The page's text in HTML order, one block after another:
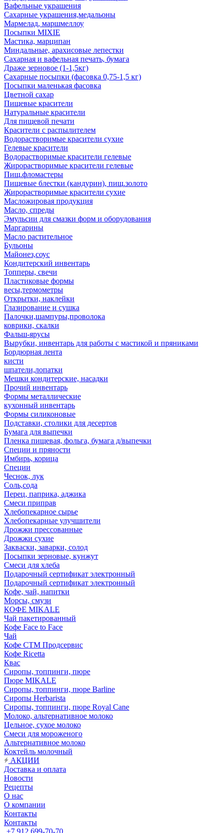
Вафельные украшения
Сахарные украшения,медальоны
Мармелад, маршмеллоу
Посыпки MIXIE
Мастика, марципан
Миндальные, арахисовые лепестки
Сахарная и вафельная печать, бумага
Драже зерновое (1-1,5кг)
Сахарные посыпки (фасовка 0,75-1,5 кг)
Посыпки маленькая фасовка
Цветной сахар
Пищевые красители
Натуральные красители
Для пищевой печати
Красители с распылителем
Водорастворимые красители сухие
Гелевые красители
Водорастворимые красители гелевые
Жирорастворимые красители гелевые
Пищ.фломастеры
Пищевые блестки (кандурин), пищ.золото
Жирорастворимые красители сухие
Масложировая продукция
Масло, спреды
Эмульсии для смазки форм и оборудования
Маргарины
Масло растительное
Бульоны
Майонез,соус
Кондитерский инвентарь
Топперы, свечи
Пластиковые формы
весы,термометры
Открытки, наклейки
Глазирование и сушка
Палочки,шампуры,проволока
коврики, скалки
Фальш-ярусы
Вырубки, инвентарь для работы с мастикой и пряниками
Бордюрная лента
кисти
шпатели,лопатки
Мешки кондитерские, насадки
Прочий инвентарь
Формы металлические
кухонный инвентарь
Формы силиконовые
Подставки, столики для десертов
Бумага для выпечки
Пленка пищевая, фольга, бумага д/выпечки
Специи и пряности
Имбирь, корица
Специи
Чеснок, лук
Соль,сода
Перец, паприка, аджика
Смеси приправ
Хлебопекарное сырье
Хлебопекарные улучшители
Дрожжи прессованные
Дрожжи сухие
Закваски, заварки, солод
Посыпки зерновые, кунжут
Смеси для хлеба
Подарочный сертификат электронный
Подарочный сертификат электронный
Кофе, чай, напитки
Морсы, смузи
КОФЕ MIKALE
Чай пакетированный
Кофе Face to Face
Чай
Кофе СТМ Продсервис
Кофе Ricetta
Квас
Сиропы, топпинги, пюре
Пюре MIKALE
Сиропы, топпинги, пюре Barline
Сиропы Herbarista
Сиропы, топпинги, пюре Royal Cane
Молоко, альтернативное молоко
Цельное, сухое молоко
Смеси для мороженого
Альтернативное молоко
Коктейль молочный
АКЦИИ
Доставка и оплата
Новости
Рецепты
О нас
О компании
Контакты
Контакты
+7 912 699-70-70